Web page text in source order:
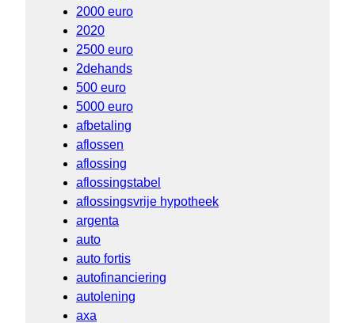
2000 euro
2020
2500 euro
2dehands
500 euro
5000 euro
afbetaling
aflossen
aflossing
aflossingstabel
aflossingsvrije hypotheek
argenta
auto
auto fortis
autofinanciering
autolening
axa